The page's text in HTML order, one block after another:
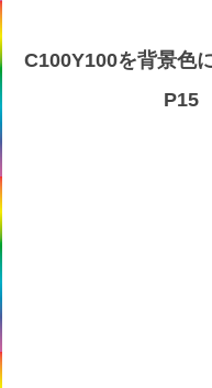
C100Y100を背景色
P15